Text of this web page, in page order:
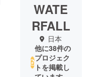
WATE
RFALL
日本
他に38件の
プロジェク
トを掲載し